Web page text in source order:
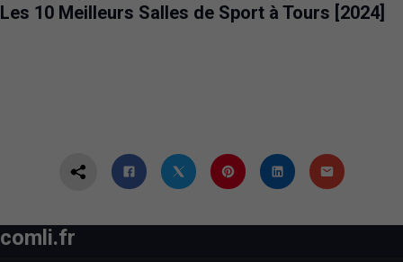
Les 10 Meilleurs Salles de Sport à Tours [2024]
comli.fr